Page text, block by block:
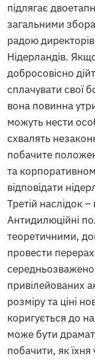
підлягає
загальними
радою
Нідерландів.
добросовісно
сплачувати свої
вона повинна
можуть нести
схвалять
побачите
та
відповідати
Третій наслідок
Антидилюційні
теоретичними,
провести
привілейованих
розміру та ціні
коригується до
може бути
побачити, як їхня